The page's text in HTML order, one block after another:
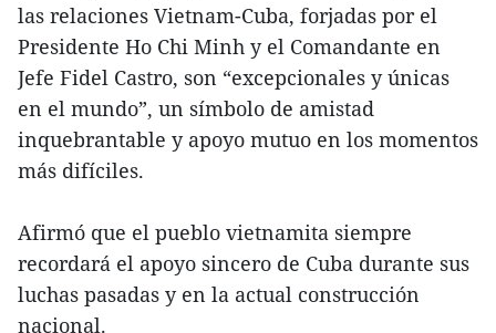
las relaciones Vietnam-Cuba, forjadas por el
Presidente Ho Chi Minh y el Comandante en
Jefe Fidel Castro, son “excepcionales y únicas
en el mundo”, un símbolo de amistad
inquebrantable y apoyo mutuo en los momentos
más difíciles.
Afirmó que el pueblo vietnamita siempre
recordará el apoyo sincero de Cuba durante sus
luchas pasadas y en la actual construcción
nacional.